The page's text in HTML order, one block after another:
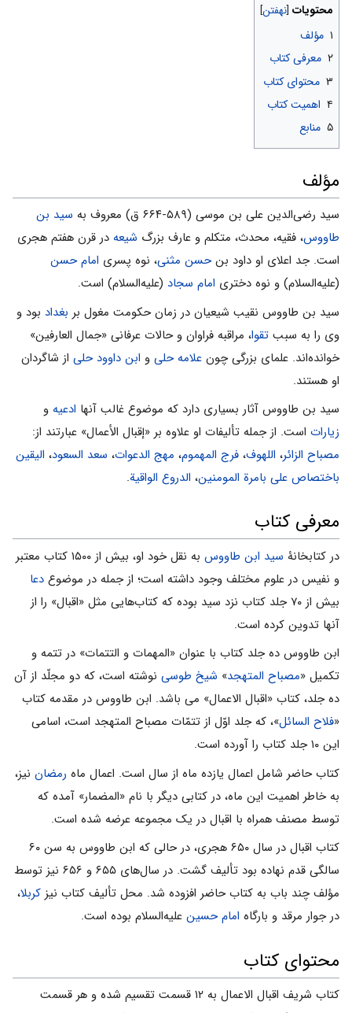
محتویات
۱ مؤلف
۲ معرفی کتاب
۳ محتوای کتاب
۴ اهمیت کتاب
۵ منابع
مؤلف
سید رضی‌الدین علی بن موسی (۵۸۹-۶۶۴ ق) معروف به
سید بن
طاووس، فقیه، محدث، متکلم و عارف بزرگ شیعه در قرن هفتم هجری
است. جد اعلای او داود بنحسن مثنی، نوه پسری امام حسن
(علیه‌السلام) و نوه دختری امام سجاد (علیه‌السلام) است.
سید بن طاووس نقیب شیعیان در زمان حکومت مغول بر بغداد بود و
وی را به سبب تقوا، مراقبه فراوان و حالات عرفانی «جمال العارفین»
خوانده‌اند. علمای بزرگی چون علامه حلى و ابن داوود حلی از شاگردان
او هستند.
سید بن طاووس آثار بسیاری دارد که موضوع غالب آنها ادعیه و
زیارات است. از جمله تألیفات او علاوه بر «إقبال الأعمال» عبارتند از:
مصباح الزائر، اللهوف، فرج المهموم، مهج الدعوات، سعد السعود، الیقین
باختصاص علی بامرة المومنین، الدروع الواقیة.
معرفی کتاب
در کتابخانۀ سید‌ ‎ابن طاووس
به نقل خود او، ‎بیش از ۱۵۰۰ کتاب معتبر
و نفیس در علوم مختلف وجود داشته است؛ از جمله در موضوع دعا
بیش از ۷۰ جلد کتاب نزد سید‌ ‎بوده که کتاب‌هایى مثل «اقبال» را از
آنها تدوین کرده است.
ابن طاووس ده جلد کتاب با عنوان «المهمات و التتمات» در تتمه و
تکمیل «مصباح المتهجد» شیخ طوسى نوشته است، که دو مجلّد از آن
ده جلد، کتاب «اقبال الاعمال» می باشد. ابن طاووس در مقدمه کتاب
«فلاح السائل»، که جلد اوّل از تتمّات مصباح المتهجد است، اسامى
این ۱۰ جلد کتاب را آورده است.
کتاب حاضر شامل اعمال یازده ماه از سال است. اعمال ماه رمضان نیز،
به خاطر اهمیت این ماه، در کتابى دیگر با نام «المضمار» آمده که
توسط مصنف همراه با اقبال در یک مجموعه عرضه شده است.
کتاب اقبال در سال ۶۵۰ هجرى، در حالى که ابن طاووس به سن ۶۰
سالگى قدم نهاده بود تألیف گشت. در سال‌هاى ۶۵۵ و ۶۵۶ نیز توسط
مؤلف چند باب به کتاب حاضر افزوده شد. محل تألیف کتاب نیز کربلا،
در جوار مرقد و بارگاه امام حسین علیه‌السلام بوده است.
محتوای کتاب
کتاب شریف اقبال الاعمال به ۱۲ قسمت تقسیم شده و هر قسمت